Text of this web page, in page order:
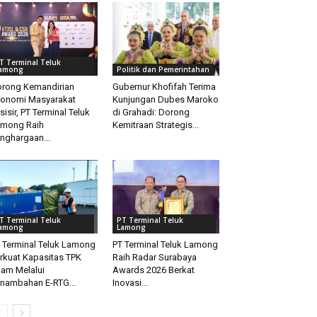
Terminal Teluk
Kemandirian
Masyarakat
PT Terminal Teluk
Raih
Politik dan Pemerintahan
Gubernur Khofifah Terima
Kunjungan Dubes Maroko
di Grahadi: Dorong
Kemitraan Strategis...
Terminal Teluk
Terminal Teluk Lamong
Kapasitas TPK
Melalui
E-RTG...
PT Terminal Teluk
Lamong
PT Terminal Teluk Lamong
Raih Radar Surabaya
Awards 2026 Berkat
Inovasi...